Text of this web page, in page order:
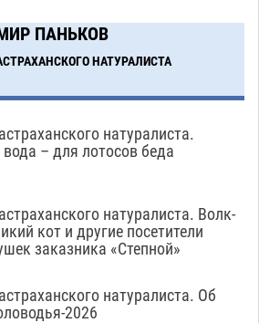
открыли смену по
ПАНЬКОВ
НАТУРАЛИСТА
натуралиста.
– для лотосов беда
натуралиста. Волк-
кот и другие посетители
заказника «Степной»
натуралиста. Об
2026